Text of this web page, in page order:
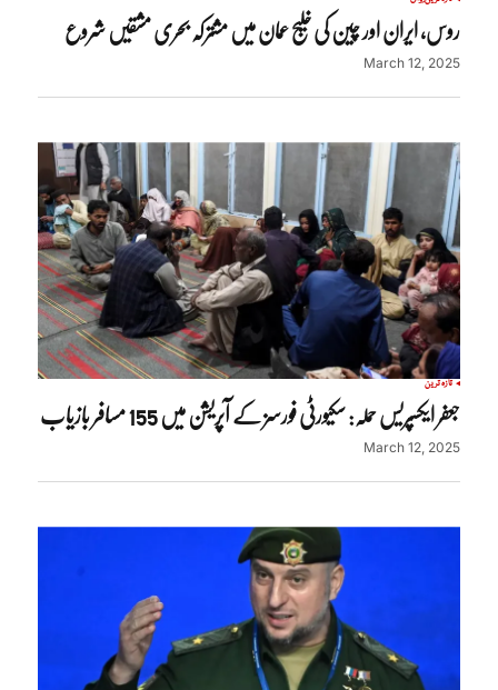
روس، ایران اور چین کی خلیج عمان میں مشترکہ بحری مشقیں شروع
March 12, 2025
تازہ ترین
جعفر ایکسپریس حملہ: سکیورٹی فورسز کے آپریشن میں 155 مسافر بازیاب
March 12, 2025